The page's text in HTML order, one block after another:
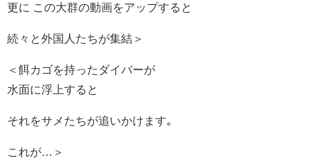
更に この大群の動画をアップすると
続々と外国人たちが集結＞
＜餌カゴを持ったダイバーが
水面に浮上すると
それをサメたちが追いかけます｡
これが…＞